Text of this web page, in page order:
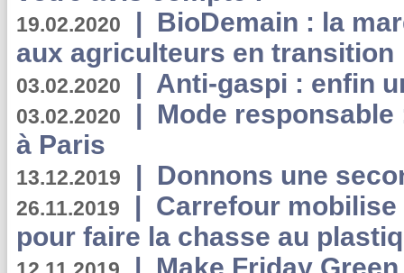
19.02.2020 | BioDemain : la
aux agriculteurs en transition
03.02.2020 | Anti-gaspi : enfin
03.02.2020 | Mode
à Paris
13.12.2019 | Donnons une
26.11.2019 | Carrefour
pour faire la chasse au